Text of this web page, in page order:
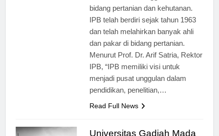
terkenal akan keunggulan dalam
bidang pertanian dan kehutanan.
IPB telah berdiri sejak tahun 1963
dan telah melahirkan banyak ahli
dan pakar di bidang pertanian.
Menurut Prof. Dr. Arif Satria, Rektor
IPB, “IPB memiliki visi untuk
menjadi pusat unggulan dalam